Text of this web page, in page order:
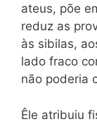
ateus, põe
reduz as
às sibilas,
lado fraco
não poderia
Êle atribuiu